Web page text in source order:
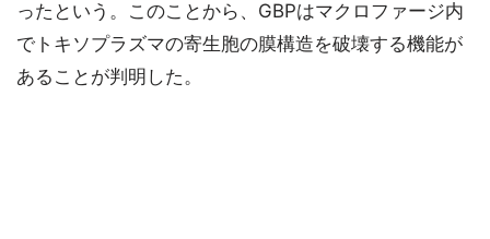
ったという。このことから、GBPはマクロファージ内
でトキソプラズマの寄生胞の膜構造を破壊する機能が
あることが判明した。